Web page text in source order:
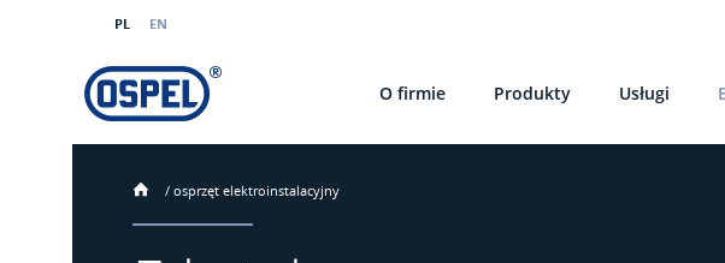
PL EN
O firmie Produkty Usługi
/ osprzęt elektroinstalacyjny